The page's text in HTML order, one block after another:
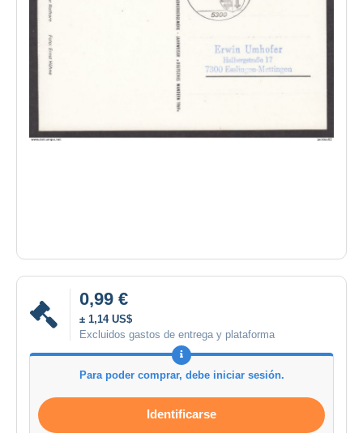
0,99 €
± 1,14 US$
Excluidos gastos de entrega y plataforma
Para poder comprar, debe iniciar sesión.
Identificarse